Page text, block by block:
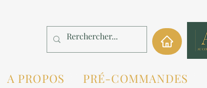
A PROPOS PRÉ-COMMANDES